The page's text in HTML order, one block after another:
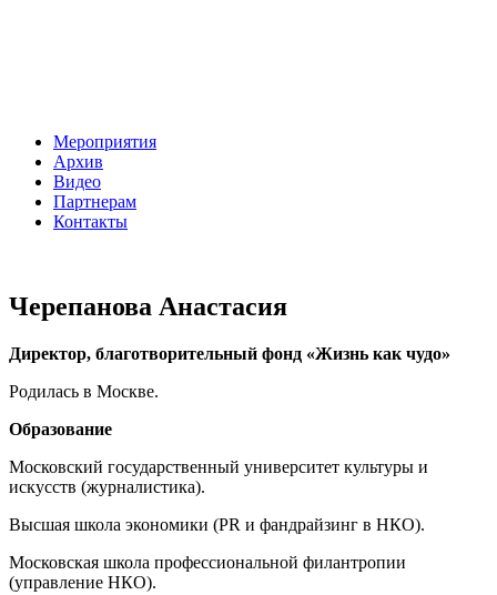
Мероприятия
Архив
Видео
Партнерам
Контакты
Черепанова Анастасия
Директор, благотворительный фонд «Жизнь как чудо»
Родилась в Москве.
Образование
Московский государственный университет культуры и
искусств (журналистика).
Высшая школа экономики (PR и фандрайзинг в НКО).
Московская школа профессиональной филантропии
(управление НКО).